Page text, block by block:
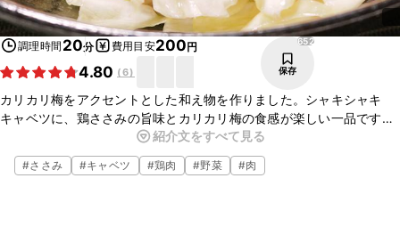
調理時間 20分 費用目安200円
4.80 (6)
652
保存
カリカリ梅をアクセントとした和え物を作りました。シャキシャキ
キャベツに、鶏ささみの旨味とカリカリ梅の食感が楽しい一品です。
お酒によく合い、何かもう一品ほしい時に短時間で作れます。初心者
の方にもおすすめですので是非お試しください。
紹介文をすべて見る
#ささみ #キャベツ #鶏肉 #野菜 #肉